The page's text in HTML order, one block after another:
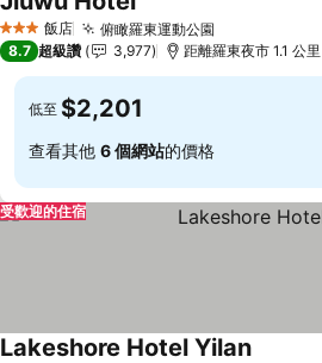
3 星級 飯店 俯瞰羅東運動公園
8.7 超級讚 3,977 距離羅東夜市 1.1 公里
低至 $2,201
查看其他 6 個網站的價格
受歡迎的住宿
Lakeshore Hotel Yilan